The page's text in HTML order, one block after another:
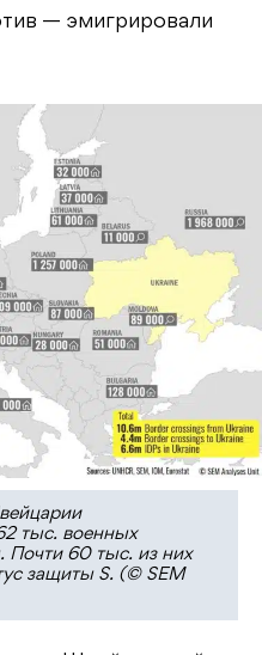
— эмигрировали
тыс. военных
Почти 60 тыс. из них
защиты S. (© SEM